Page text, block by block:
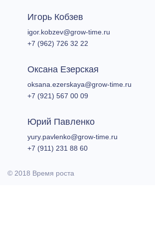
Игорь Кобзев
igor.kobzev@grow-time.ru​
+7 (962) 726 32 22
Оксана Езерская​
oksana.ezerskaya@grow-time.ru​
+7 (921) 567 00 09
​Юрий Павленко
yury.pavlenko@grow-time.ru
+7 (911) 231 88 60
© 2018 Время роста